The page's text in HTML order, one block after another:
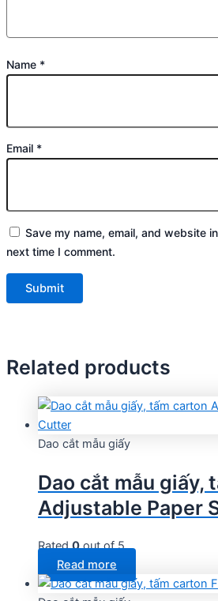
Name *
Email *
Save my name, email, and website
next time I comment.
Related products
Dao cắt mẫu giấy
Dao cắt mẫu giấy,
Adjustable Paper
Rated0out of 5
Read more